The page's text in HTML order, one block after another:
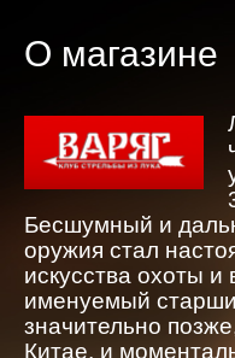
О магазине
Бесшумный и
оружия стал
искусства охоты и
именуемый
значительно
Китае, и